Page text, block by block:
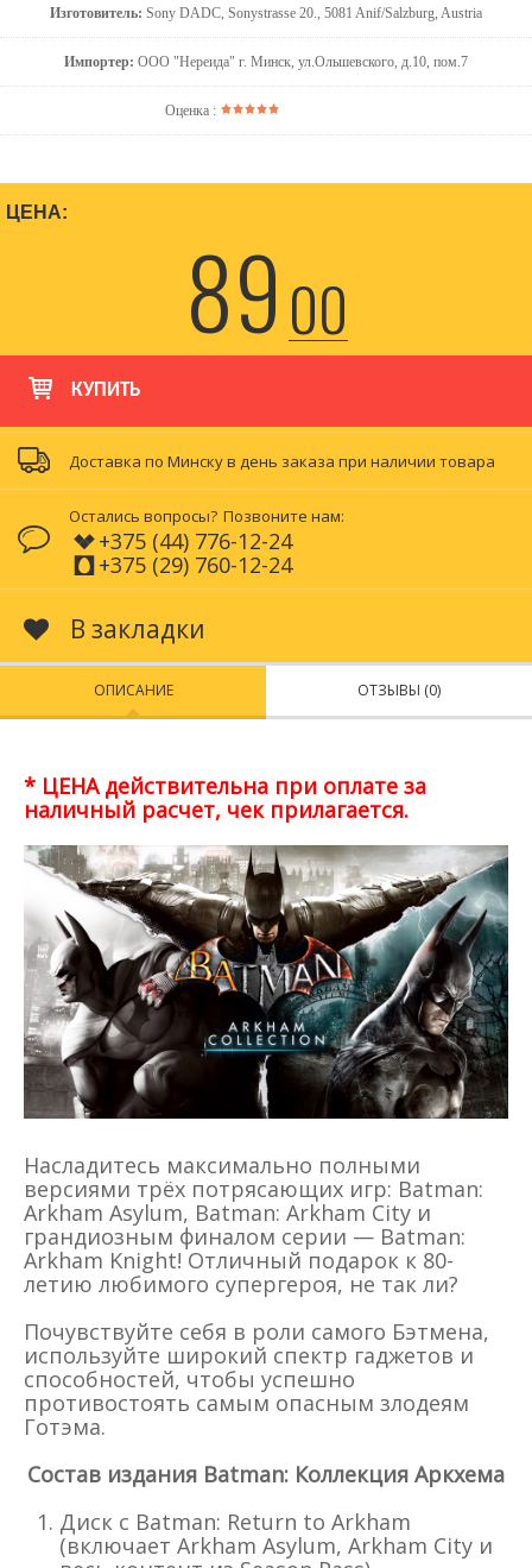
Изготовитель: Sony DADC, Sonystrasse 20., 5081 Anif/Salzburg, Austria
Импортер: ООО "Нереида" г. Минск, ул.Ольшевского, д.10, пом.7
Оценка :
ЦЕНА:
8900
КУПИТЬ
Доставка по Минску в день заказа при наличии товара
Остались вопросы? Позвоните нам:
+375 (44) 776-12-24
+375 (29) 760-12-24
В закладки
ОПИСАНИЕ ОТЗЫВЫ (0)
* ЦЕНА действительна при оплате за
наличный расчет, чек прилагается.
Насладитесь максимально полными
версиями трёх потрясающих игр: Batman:
Arkham Asylum, Batman: Arkham City и
грандиозным финалом серии — Batman:
Arkham Knight! Отличный подарок к 80-
летию любимого супергероя, не так ли?
Почувствуйте себя в роли самого Бэтмена,
используйте широкий спектр гаджетов и
способностей, чтобы успешно
противостоять самым опасным злодеям
Готэма.
Состав издания Batman: Коллекция Аркхема
Диск с Batman: Return to Arkham
(включает Arkham Asylum, Arkham City и